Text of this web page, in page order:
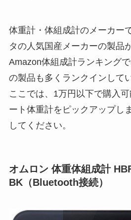
体重計・体組成計のメーカー
タの人気国産メーカーの製品
Amazon体組成計ランキング
の製品も多くランクインして
ここでは、1万円以下で購入
ート体重計をピックアップし
してください。
オムロン 体重体組成計
BK（Bluetooth接続）